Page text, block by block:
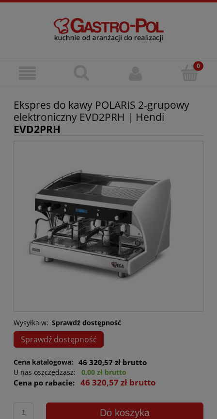
Ekspres do kawy POLARIS 2-grupowy
elektroniczny EVD2PRH | Hendi
EVD2PRH
Wysyłka w: Sprawdź dostępność
Sprawdź dostępność
Cena katalogowa: 46 320,57 zł brutto
U nas oszczędzasz: 0,00 zł brutto
Cena po rabacie: 46 320,57 zł brutto
Do koszyka